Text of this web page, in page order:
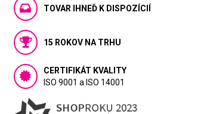
TOVAR IHNEĎ K DISPOZÍCIÍ
15 ROKOV NA TRHU
CERTIFIKÁT KVALITY
ISO 9001 a ISO 14001